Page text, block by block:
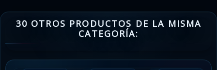
30 OTROS PRODUCTOS DE LA MISMA
CATEGORÍA: